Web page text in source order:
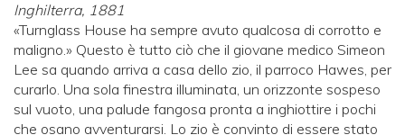
Inghilterra, 1881
«Turnglass House ha sempre avuto qualcosa di corrotto e
maligno.» Questo è tutto ciò che il giovane medico Simeon
Lee sa quando arriva a casa dello zio, il parroco Hawes, per
curarlo. Una sola finestra illuminata, un orizzonte sospeso
sul vuoto, una palude fangosa pronta a inghiottire i pochi
che osano avventurarsi. Lo zio è convinto di essere stato